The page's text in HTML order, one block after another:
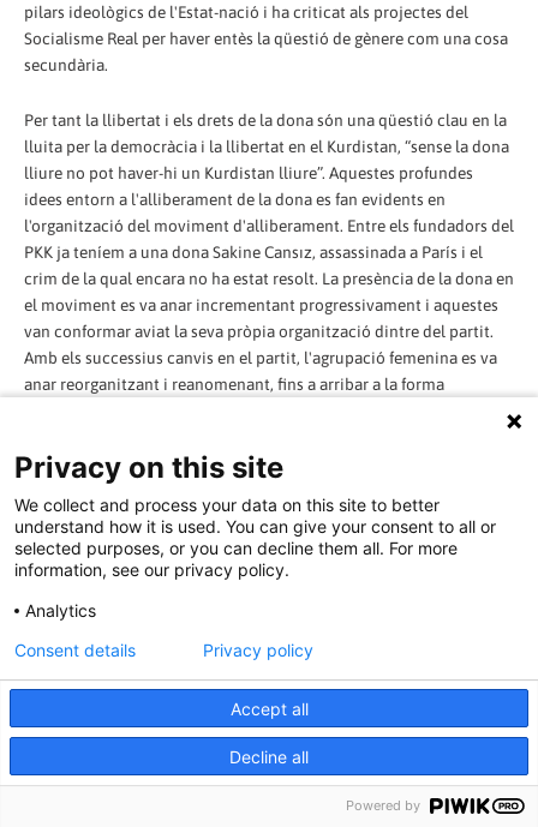
pilars ideològics de l'Estat-nació i ha criticat als projectes del
Socialisme Real per haver entès la qüestió de gènere com una cosa
secundària.
Per tant la llibertat i els drets de la dona són una qüestió clau en la
lluita per la democràcia i la llibertat en el Kurdistan, “sense la dona
lliure no pot haver-hi un Kurdistan lliure”. Aquestes profundes
idees entorn a l'alliberament de la dona es fan evidents en
l'organització del moviment d'alliberament. Entre els fundadors del
PKK ja teníem a una dona Sakine Cansız, assassinada a París i el
crim de la qual encara no ha estat resolt. La presència de la dona en
el moviment es va anar incrementant progressivament i aquestes
van conformar aviat la seva pròpia organització dintre del partit.
Amb els successius canvis en el partit, l'agrupació femenina es va
anar reorganitzant i reanomenant, fins a arribar a la forma
s'organitzen en tres organitzacions femenines: PAJK, el moviment
ideològic de les dones; YJA, el moviment social de les dones i YJA-
Star, la força d'autodefensa de les dones. Aquestes tres
A l'Iran, el moviment d'alliberament kurd aglutinat entorn al PJAK,
té també la seva pròpia organització autònoma de les dones que
rep el nom de YRK. El sexisme institucional imposat per les
interpretacions masclistes de l'Islam, de forma tan intensa a Iran, fa
especialment important la lluita de la dona kurda a l'Iran,
doblement dominada, com kurda i dona.
Privacy on this site
We collect and process your data on this site to better
understand how it is used. You can give your consent to all or
selected purposes, or you can decline them all. For more
information, see our privacy policy.
Analytics
Accept all
Decline all
Consent details Privacy policy
Powered by